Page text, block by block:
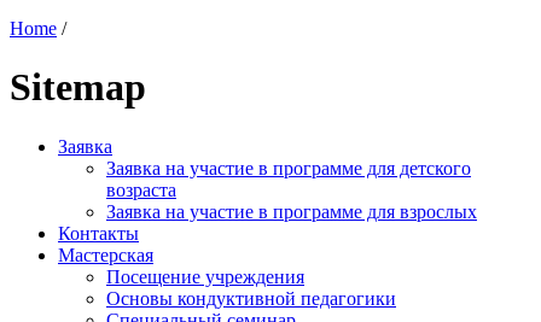
Home /
Sitemap
Заявка
Заявка на участие в программе для детского
возраста
Заявка на участие в программе для взрослых
Контакты
Мастерская
Посещение учреждения
Основы кондуктивной педагогики